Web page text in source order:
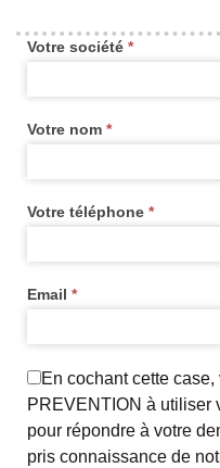
contact
Votre société *
Votre nom *
Votre téléphone *
Email *
En cochant cette case,
PREVENTION à utiliser
pour répondre à votre
pris connaissance de